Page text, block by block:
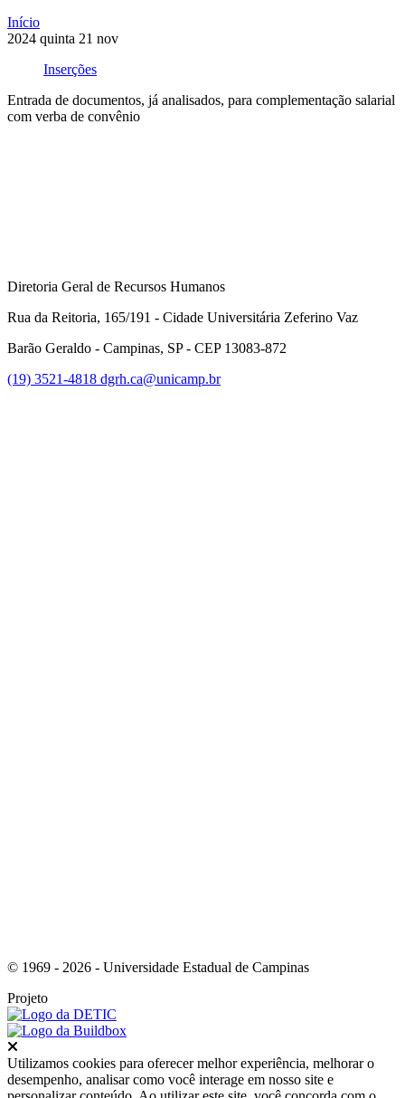
Início
2024 quinta 21 nov
Inserções
Entrada de documentos, já analisados, para complementação salarial
com verba de convênio
Diretoria Geral de Recursos Humanos
Rua da Reitoria, 165/191 - Cidade Universitária Zeferino Vaz
Barão Geraldo - Campinas, SP - CEP 13083-872
(19) 3521-4818 dgrh.ca@unicamp.br
© 1969 - 2026 - Universidade Estadual de Campinas
Projeto
Utilizamos cookies para oferecer melhor experiência, melhorar o
desempenho, analisar como você interage em nosso site e